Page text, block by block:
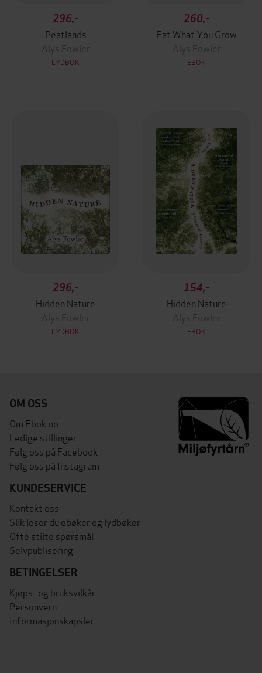
296,-
Peatlands
Alys Fowler
LYDBOK
260,-
Eat What You Grow
Alys Fowler
EBOK
296,-
Hidden Nature
Alys Fowler
LYDBOK
154,-
Hidden Nature
Alys Fowler
EBOK
OM OSS
Om Ebok.no
Ledige stillinger
Følg oss på Facebook
Følg oss på Instagram
KUNDESERVICE
Kontakt oss
Slik leser du ebøker og lydbøker
Ofte stilte spørsmål
Selvpublisering
BETINGELSER
Kjøps- og bruksvilkår
Personvern
Informasjonskapsler